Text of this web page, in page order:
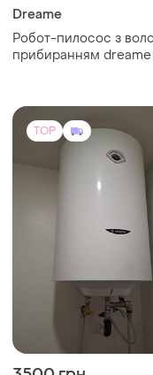
Dreame
Робот-пилосос з
прибиранням
TOP